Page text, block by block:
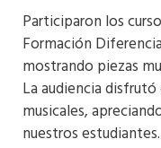
Participaron los
Formación
mostrando piezas
La audiencia
musicales,
nuestros estudiantes.